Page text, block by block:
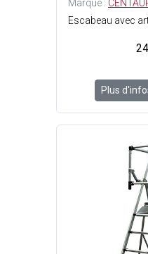
Marque :
Plus